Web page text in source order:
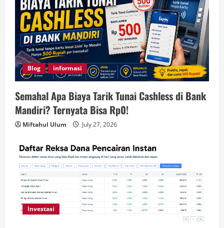
Blog informasi
Semahal Apa Biaya Tarik Tunai Cashless di Bank
Mandiri? Ternyata Bisa Rp0!
Miftahul Ulum July 27, 2026
Investasi